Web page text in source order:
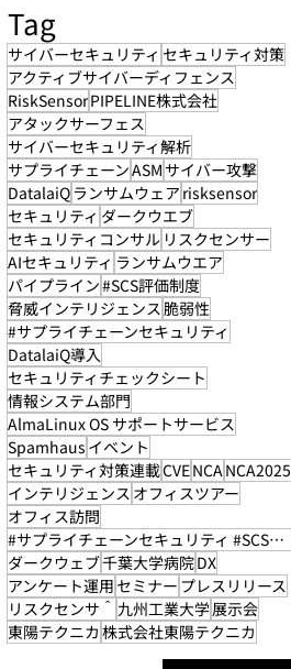
Tag
サイバーセキュリティ セキュリティ対策
アクティブサイバーディフェンス
RiskSensorPIPELINE株式会社
アタックサーフェス
サイバーセキュリティ解析
サプライチェーンASM サイバー攻撃
DatalaiQ ランサムウェア risksensor
セキュリティ ダークウエブ
セキュリティコンサル リスクセンサー
AIセキュリティ ランサムウエア
パイプライン#SCS評価制度
脅威インテリジェンス脆弱性
#サプライチェーンセキュリティ
DatalaiQ導入
セキュリティチェックシート
情報システム部門
AlmaLinux OS サポートサービス
Spamhaus イベント
セキュリティ対策連載CVENCANCA2025
インテリジェンス オフィスツアー
オフィス訪問
#サプライチェーンセキュリティ #SCS評価制度
ダークウェブ千葉大学病院DX
アンケート運用 セミナー プレスリリース
リスクセンサ＾ 九州工業大学展示会
東陽テクニカ 株式会社東陽テクニカ